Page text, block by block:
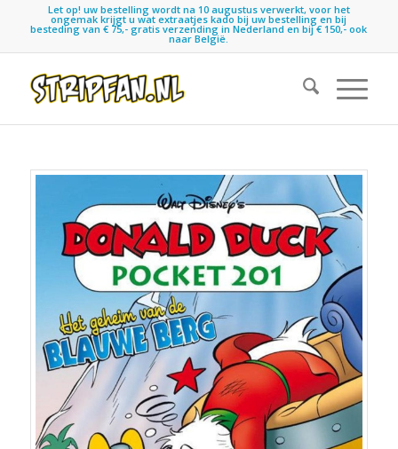
Let op! uw bestelling wordt na 10 augustus verwerkt, voor het
ongemak krijgt u wat extraatjes kado bij uw bestelling en bij
besteding van € 75,- gratis verzending in Nederland en bij € 150,- ook
naar België.